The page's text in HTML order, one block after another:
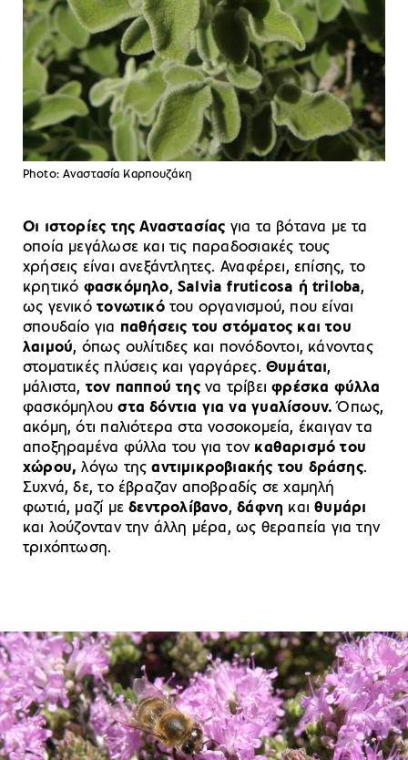
Photo: Αναστασία Καρπουζάκη
Οι ιστορίες της Αναστασίας για τα βότανα με τα
οποία μεγάλωσε και τις παραδοσιακές τους
χρήσεις είναι ανεξάντλητες. Αναφέρει, επίσης, το
κρητικό φασκόμηλο, Salvia fruticosa ή triloba,
ως γενικότονωτικότου οργανισμού, που είναι
σπουδαίο για παθήσεις του στόματος και του
λαιμού, όπως ουλίτιδες και πονόδοντοι, κάνοντας
στοματικές πλύσεις και γαργάρες. Θυμάται,
μάλιστα, τον παππού τηςνα τρίβειφρέσκα φύλλα
φασκόμηλουστα δόντια για να γυαλίσουν.Όπως,
ακόμη, ότι παλιότερα στα νοσοκομεία, έκαιγαν τα
αποξηραμένα φύλλα του για τον καθαρισμό του
χώρου, λόγω τηςαντιμικροβιακής του δράσης.
Συχνά, δε, το έβραζαν αποβραδίς σε χαμηλή
φωτιά, μαζί μεδεντρολίβανο,δάφνη καιθυμάρι
και λούζονταν την άλλη μέρα, ως θεραπεία για την
τριχόπτωση.